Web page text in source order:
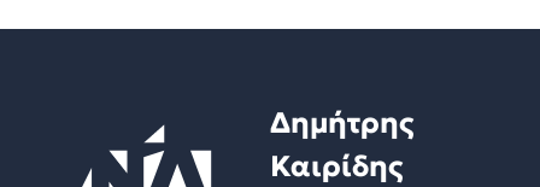
Δημήτρης
Καιρίδης